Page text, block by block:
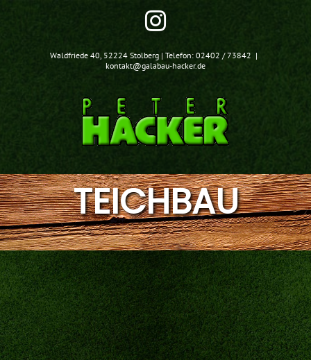
Instagram
Waldfriede 40, 52224 Stolberg | Telefon: 02402 / 73842 |
kontakt@galabau-hacker.de
TEICHBAU